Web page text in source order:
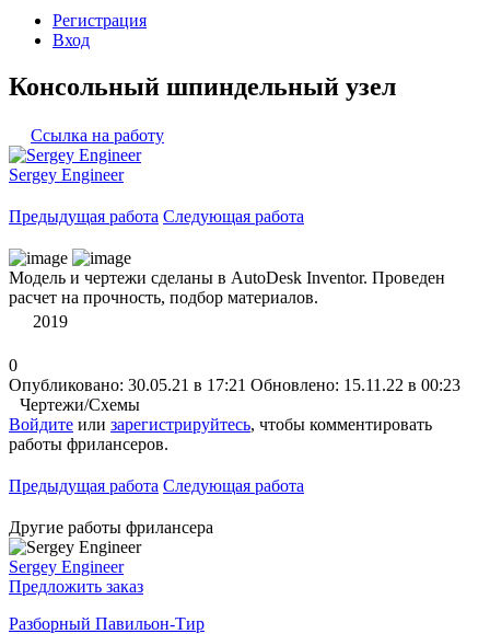
Регистрация
Вход
Консольный шпиндельный узел
Ссылка на работу
Sergey Engineer
Предыдущая работа Следующая работа
Модель и чертежи сделаны в AutoDesk Inventor. Проведен
расчет на прочность, подбор материалов.
2019
0
Опубликовано: 30.05.21 в 17:21 Обновлено: 15.11.22 в 00:23
Чертежи/Схемы
Войдите или зарегистрируйтесь, чтобы комментировать
работы фрилансеров.
Предыдущая работа Следующая работа
Другие работы фрилансера
Sergey Engineer
Предложить заказ
Разборный Павильон-Тир